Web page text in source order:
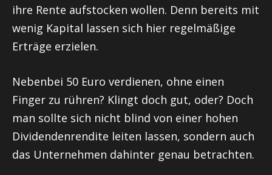
ihre Rente aufstocken wollen. Denn bereits mit
wenig Kapital lassen sich hier regelmäßige
Erträge erzielen.
Nebenbei 50 Euro verdienen, ohne einen
Finger zu rühren? Klingt doch gut, oder? Doch
man sollte sich nicht blind von einer hohen
Dividendenrendite leiten lassen, sondern auch
das Unternehmen dahinter genau betrachten.